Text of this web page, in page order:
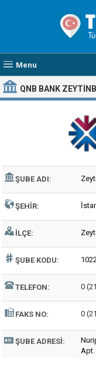
Menu
QNB BANK
ŞUBE ADI:
ŞEHIR:
İLÇE:
ŞUBE KODU:
TELEFON: 0
FAKS NO: 0
ŞUBE ADRESI: